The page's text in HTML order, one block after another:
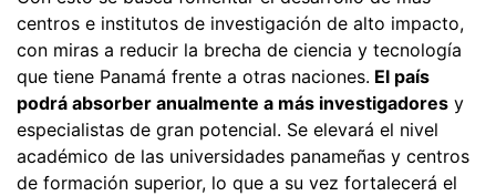
centros e institutos de investigación de alto impacto,
con miras a reducir la brecha de ciencia y tecnología
que tiene Panamá frente a otras naciones. El país
podrá absorber anualmente a más investigadores y
especialistas de gran potencial. Se elevará el nivel
académico de las universidades panameñas y centros
de formación superior, lo que a su vez fortalecerá el